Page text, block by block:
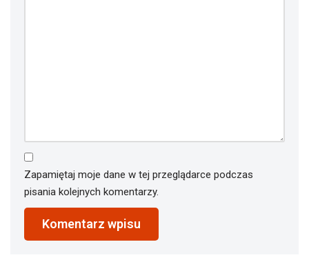
Zapamiętaj moje dane w tej przeglądarce podczas
pisania kolejnych komentarzy.